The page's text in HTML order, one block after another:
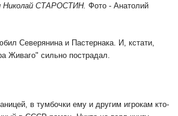
СТАРОСТИН. Фото - Анатолий
Северянина и Пастернака. И, кстати,
Живаго" сильно пострадал.
в тумбочки ему и другим игрокам кто-